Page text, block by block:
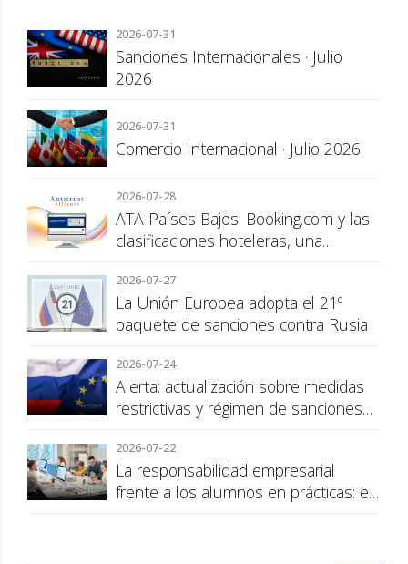
2026-07-31
Sanciones Internacionales · Julio
2026
2026-07-31
Comercio Internacional · Julio 2026
2026-07-28
ATA Países Bajos: Booking.com y las
clasificaciones hoteleras, una
consumidor
2026-07-27
La Unión Europea adopta el 21º
paquete de sanciones contra Rusia
2026-07-24
Alerta: actualización sobre medidas
restrictivas y régimen de sanciones
2026-07-22
La responsabilidad empresarial
frente a los alumnos en prácticas: el